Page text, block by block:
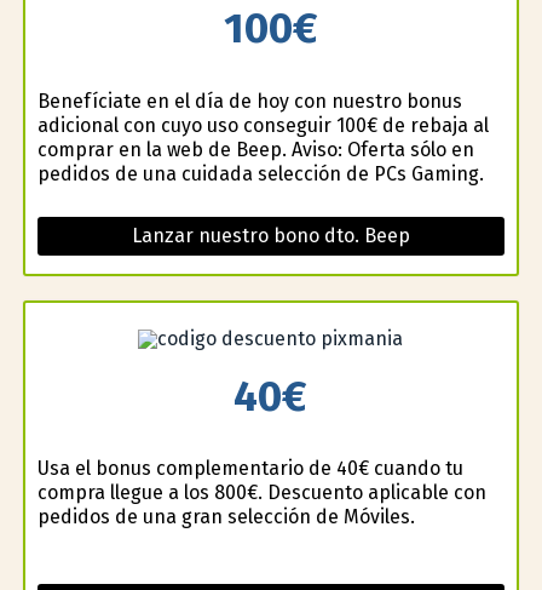
100€
Benefíciate en el día de hoy con nuestro bonus
adicional con cuyo uso conseguir 100€ de rebaja al
comprar en la web de Beep. Aviso: Oferta sólo en
pedidos de una cuidada selección de PCs Gaming.
Lanzar nuestro bono dto. Beep
40€
Usa el bonus complementario de 40€ cuando tu
compra llegue a los 800€. Descuento aplicable con
pedidos de una gran selección de Móviles.